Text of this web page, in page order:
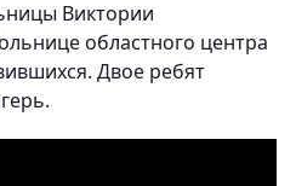
Виктории
областного центра
Двое ребят